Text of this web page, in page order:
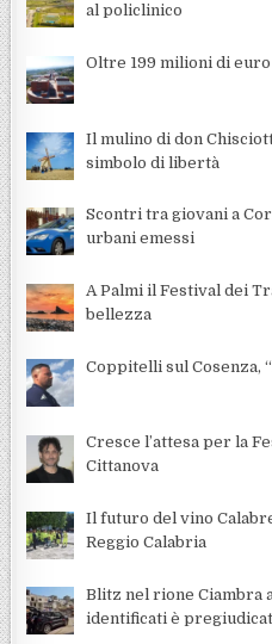
al policlinico
Oltre 199 milioni di
Il mulino di don
simbolo di libertà
Scontri tra giovani a
urbani emessi
A Palmi il Festival dei
bellezza
Coppitelli sul Cosenza,
Cresce l’attesa per la
Cittanova
Il futuro del vino
Reggio Calabria
Blitz nel rione Ciambra
identificati è